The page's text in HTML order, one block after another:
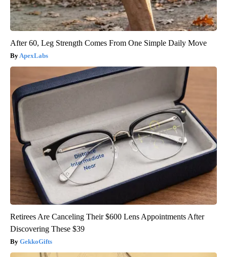
After 60, Leg Strength Comes From One Simple Daily Move
ApexLabs
Retirees Are Canceling Their $600 Lens Appointments After
Discovering These $39
GekkoGifts